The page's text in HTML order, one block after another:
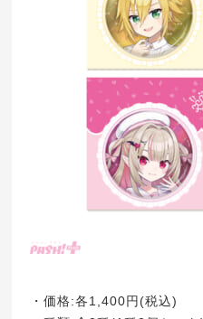
・価格:各1,400円(税込)